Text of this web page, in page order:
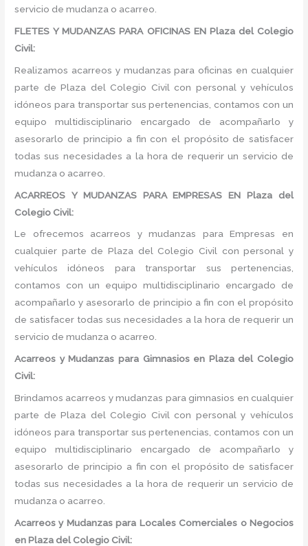
servicio de mudanza o acarreo.
FLETES Y MUDANZAS PARA OFICINAS EN Plaza del Colegio
Civil:
Realizamos acarreos y mudanzas para oficinas en cualquier
parte de Plaza del Colegio Civil con personal y vehículos
idóneos para transportar sus pertenencias, contamos con un
equipo multidisciplinario encargado de acompañarlo y
asesorarlo de principio a fin con el propósito de satisfacer
todas sus necesidades a la hora de requerir un servicio de
mudanza o acarreo.
ACARREOS Y MUDANZAS PARA EMPRESAS EN Plaza del
Colegio Civil:
Le ofrecemos acarreos y mudanzas para Empresas en
cualquier parte de Plaza del Colegio Civil con personal y
vehículos idóneos para transportar sus pertenencias,
contamos con un equipo multidisciplinario encargado de
acompañarlo y asesorarlo de principio a fin con el propósito
de satisfacer todas sus necesidades a la hora de requerir un
servicio de mudanza o acarreo.
Acarreos y Mudanzas para Gimnasios en Plaza del Colegio
Civil:
Brindamos acarreos y mudanzas para gimnasios en cualquier
parte de Plaza del Colegio Civil con personal y vehículos
idóneos para transportar sus pertenencias, contamos con un
equipo multidisciplinario encargado de acompañarlo y
asesorarlo de principio a fin con el propósito de satisfacer
todas sus necesidades a la hora de requerir un servicio de
mudanza o acarreo.
Acarreos y Mudanzas para Locales Comerciales o Negocios
en Plaza del Colegio Civil: